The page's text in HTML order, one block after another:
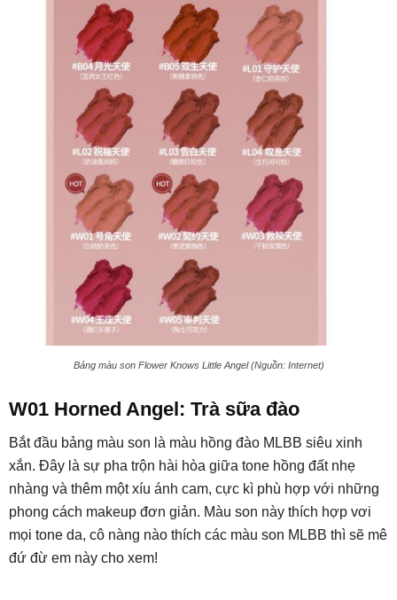
Bảng màu son Flower Knows Little Angel (Nguồn: Internet)
W01 Horned Angel: Trà sữa đào
Bắt đầu bảng màu son là màu hồng đào MLBB siêu xinh
xắn. Đây là sự pha trộn hài hòa giữa tone hồng đất nhẹ
nhàng và thêm một xíu ánh cam, cực kì phù hợp với những
phong cách makeup đơn giản. Màu son này thích hợp vơi
mọi tone da, cô nàng nào thích các màu son MLBB thì sẽ mê
đứ đừ em này cho xem!